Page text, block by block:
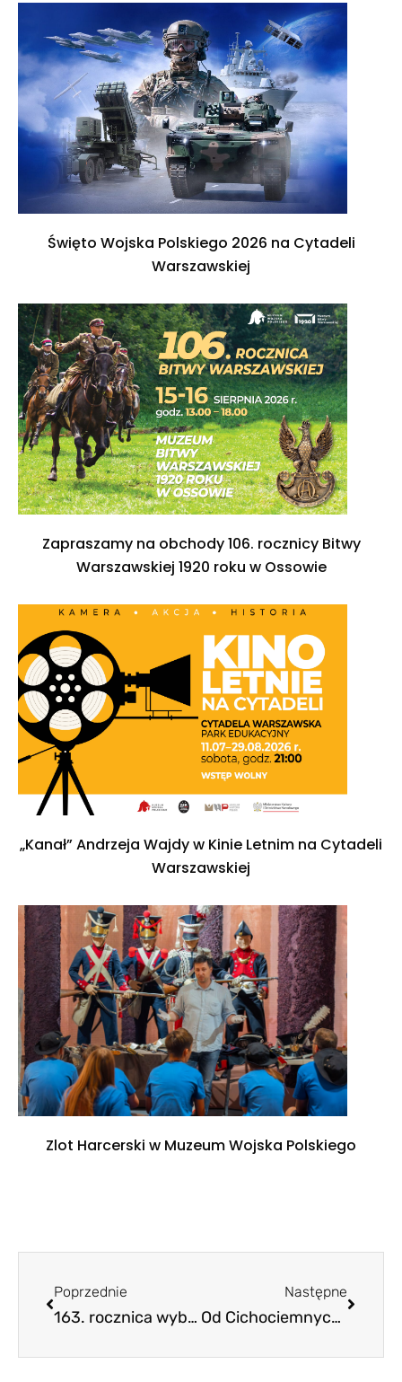
Święto Wojska Polskiego 2026 na Cytadeli
Warszawskiej
Zapraszamy na obchody 106. rocznicy Bitwy
Warszawskiej 1920 roku w Ossowie
„Kanał” Andrzeja Wajdy w Kinie Letnim na Cytadeli
Warszawskiej
Zlot Harcerski w Muzeum Wojska Polskiego
Poprzednie
163. rocznica wybuchu Powstania Styczniowego w Muzeum Wojska Polskiego
Następne
Od Cichociemnych do GROM-u. Historia, która wciąż trwa.